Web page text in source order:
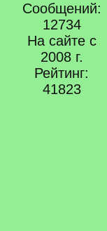
Сообщений:
12734
На сайте с
2008 г.
Рейтинг:
41823